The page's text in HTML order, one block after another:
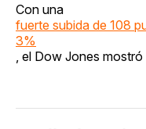
Con una
fuerte subida de 108
3%
, el Dow Jones